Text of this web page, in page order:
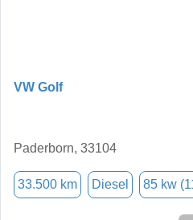
VW Golf
Paderborn, 33104
33.500 km Diesel 85 kw